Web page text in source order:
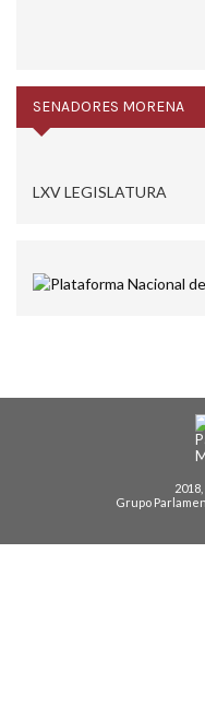
SENADORES MORENA
LXV LEGISLATURA
Grupo